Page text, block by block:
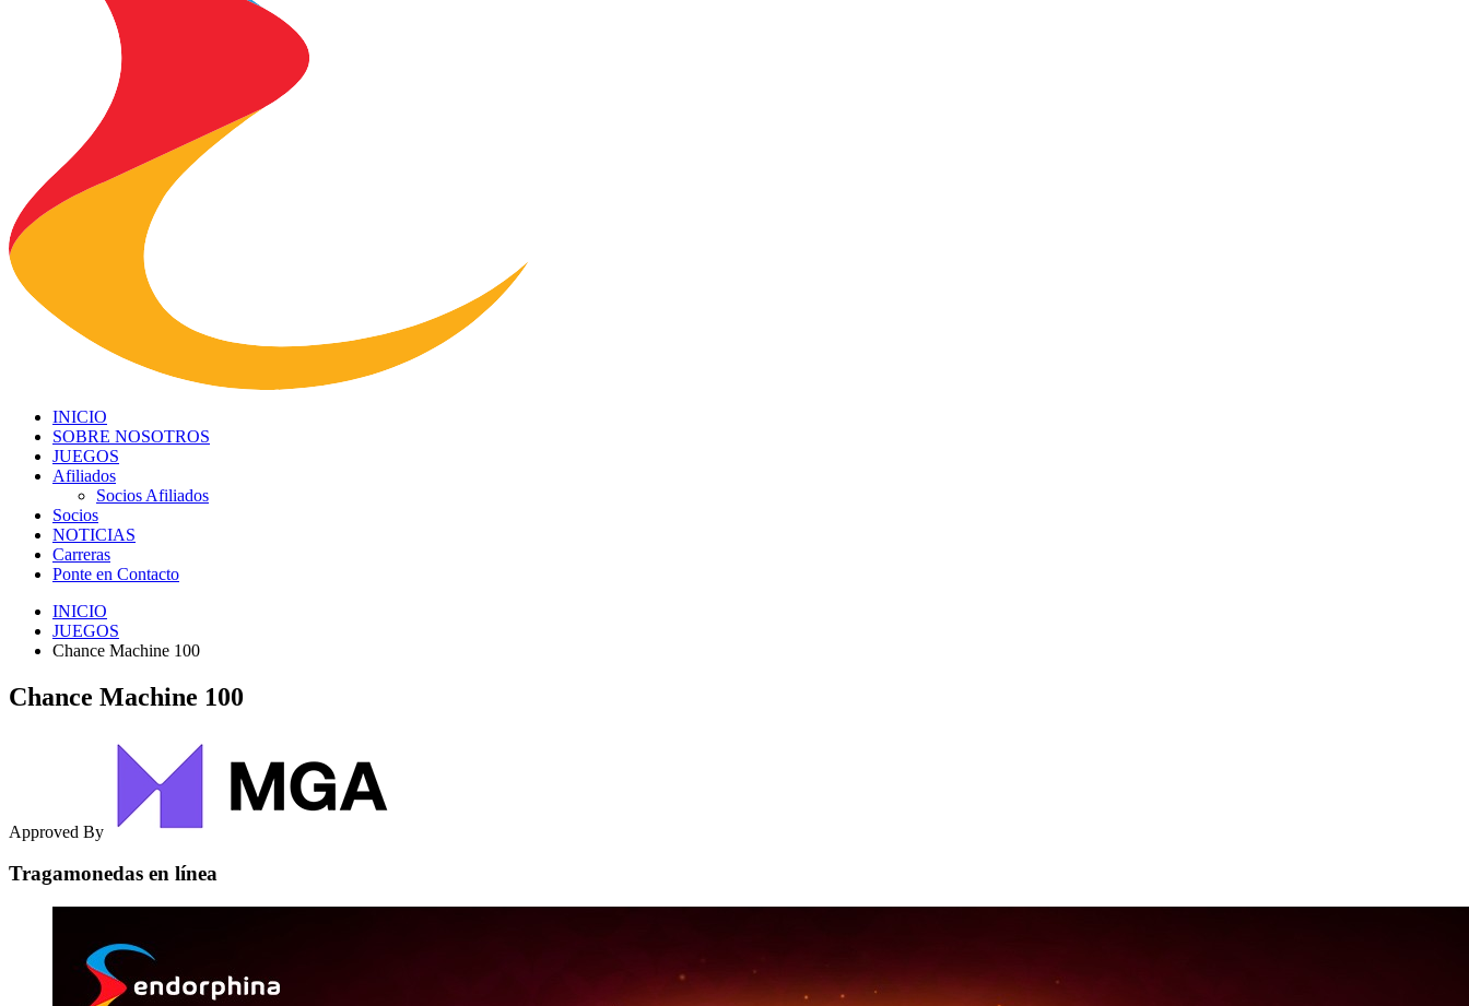
INICIO
SOBRE NOSOTROS
JUEGOS
Afiliados
Socios Afiliados
Socios
NOTICIAS
Carreras
Ponte en Contacto
INICIO
JUEGOS
Chance Machine 100
Chance Machine 100
Approved By
Tragamonedas en línea